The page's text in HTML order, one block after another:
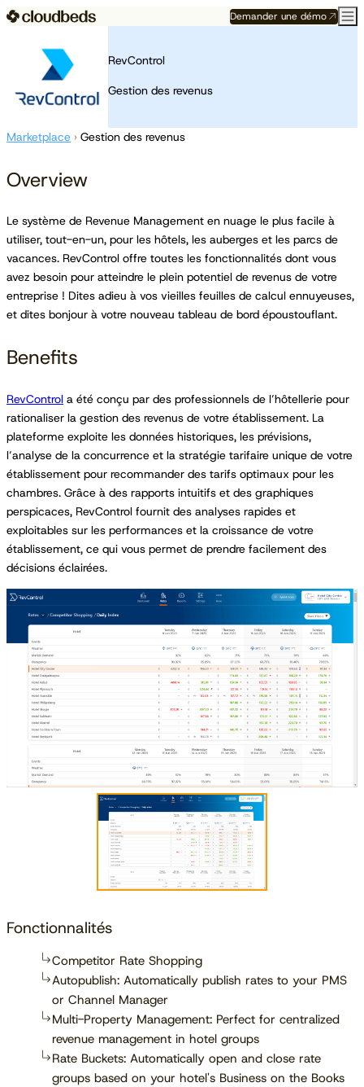
Demander une démo
RevControl
Gestion des revenus
Marketplace › Gestion des revenus
Overview
Le système de Revenue Management en nuage le plus facile à
utiliser, tout-en-un, pour les hôtels, les auberges et les parcs de
vacances. RevControl offre toutes les fonctionnalités dont vous
avez besoin pour atteindre le plein potentiel de revenus de votre
entreprise ! Dites adieu à vos vieilles feuilles de calcul ennuyeuses,
et dites bonjour à votre nouveau tableau de bord époustouflant.
Benefits
RevControl a été conçu par des professionnels de l’hôtellerie pour
rationaliser la gestion des revenus de votre établissement. La
plateforme exploite les données historiques, les prévisions,
l’analyse de la concurrence et la stratégie tarifaire unique de votre
établissement pour recommander des tarifs optimaux pour les
chambres. Grâce à des rapports intuitifs et des graphiques
perspicaces, RevControl fournit des analyses rapides et
exploitables sur les performances et la croissance de votre
établissement, ce qui vous permet de prendre facilement des
décisions éclairées.
Fonctionnalités
Competitor Rate Shopping
Autopublish: Automatically publish rates to your PMS
or Channel Manager
Multi-Property Management: Perfect for centralized
revenue management in hotel groups
Rate Buckets: Automatically open and close rate
groups based on your hotel's Business on the Books